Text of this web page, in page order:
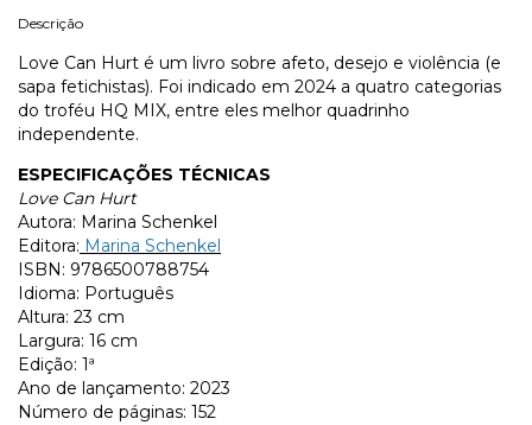
Descrição
Love Can Hurt é um livro sobre afeto, desejo e violência (e
sapa fetichistas). Foi indicado em 2024 a quatro categorias
do troféu HQ MIX, entre eles melhor quadrinho
independente.
ESPECIFICAÇÕES TÉCNICAS
Love Can Hurt
Autora: Marina Schenkel
Editora: Marina Schenkel
ISBN: 9786500788754
Idioma: Português
Altura: 23 cm
Largura: 16 cm
Edição: 1ª
Ano de lançamento: 2023
Número de páginas: 152